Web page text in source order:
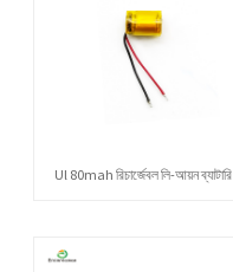
Ul 80mah রিচার্জেবল লি-আয়ন ব্যাটারি